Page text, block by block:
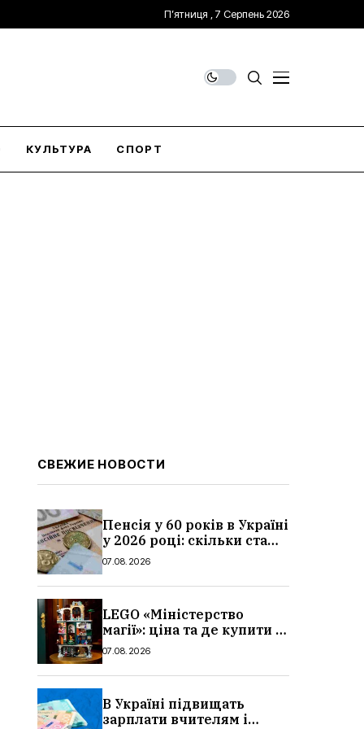
П’ятниця , 7 Серпень 2026
КУЛЬТУРА СПОРТ
СВЕЖИЕ НОВОСТИ
Пенсія у 60 років в Україні
у 2026 році: скільки стажу
потрібно, умови, кому
07.08.2026
LEGO «Міністерство
магії»: ціна та де купити в
Україні
07.08.2026
В Україні підвищать
зарплати вчителям і